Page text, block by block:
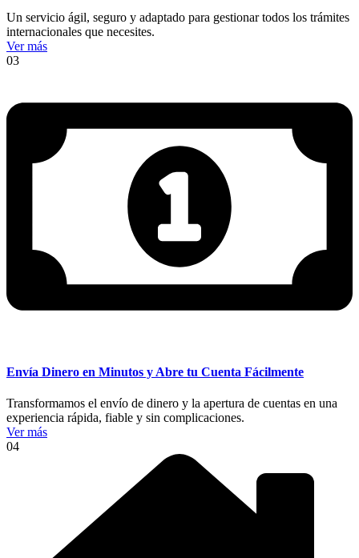
Un servicio ágil, seguro y adaptado para gestionar todos los trámites
internacionales que necesites.
Ver más
03
Envía Dinero en Minutos y Abre tu Cuenta Fácilmente
Transformamos el envío de dinero y la apertura de cuentas en una
experiencia rápida, fiable y sin complicaciones.
Ver más
04